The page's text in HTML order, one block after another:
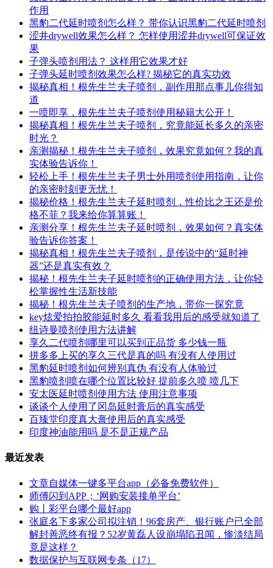
作用
黑豹二代延时喷剂怎么样？ 带你认识黑豹二代延时喷剂
涩井drywell效果怎么样？ 怎样使用涩井drywell可保证效
果
子弹头喷剂用法？ 这样用它效果才好
子弹头延时喷剂效果怎么样? 揭秘它的真实功效
揭秘真相！根先生兰夫子喷剂，副作用那点事儿你得知
道
一喷即享，根先生兰夫子喷剂使用秘籍大公开！
揭秘真相！根先生兰夫子喷剂，究竟能延长多久的亲密
时光？
亲测揭秘！根先生兰夫子喷剂，效果究竟如何？我的真
实体验告诉你！
轻松上手！根先生兰夫子男士外用喷剂使用指南，让你
的亲密时刻更无忧！
揭秘价格！根先生兰夫子延时喷剂，性价比之王还是价
格不菲？我来给你算算账！
亲测分享！根先生兰夫子延时喷剂，效果如何？真实体
验告诉你答案！
揭秘真相！根先生兰夫子喷剂，是传说中的“延时神
器”还是真实有效？
揭秘！根先生兰夫子延时喷剂的正确使用方法，让你轻
松掌握性生活新技能
揭秘！根先生兰夫子喷剂的生产地，带你一探究竟
key炫爱拍拍胶能延时多久 看看我用后的感受就知道了
纽诗曼喷剂使用方法讲解
享久二代喷剂哪里可以买到正品货 多少钱一瓶
拼多多上买的享久三代是真的吗 有没有人使用过
黑豹延时喷剂如何辨别真伪 有没有人体验过
黑豹喷剂喷在哪个位置比较好 提前多久喷 喷几下
安太医延时喷剂使用方法 使用注意事项
谈谈个人使用了冈岛延时膏后的真实感受
百臻堂印度真大膏使用后的真实感受
印度神油能用吗 是不是正规产品
最近发表
文章自媒体一键多平台app（必备免费软件）
师傅闪到APP；‘网购安装接单平台’
购丨彩平台哪个最好app
张庭名下多家公司拟注销！96套房产、银行账户已全部
解封善恶终有报？52岁黄磊人设崩塌陷丑闻，惨淡结局
竟是这样？
数据保护与互联网专条（17）